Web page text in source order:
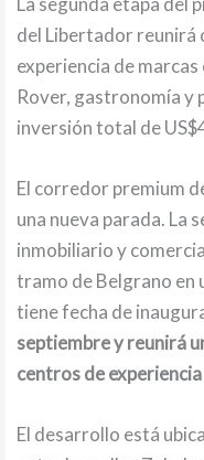
del Libertador reunirá
experiencia de
Rover, gastronomía y
inversión total de
El corredor premium
una nueva parada. La
inmobiliario y
tramo de Belgrano en
tiene fecha de
septiembre y reunirá
centros de
El desarrollo está